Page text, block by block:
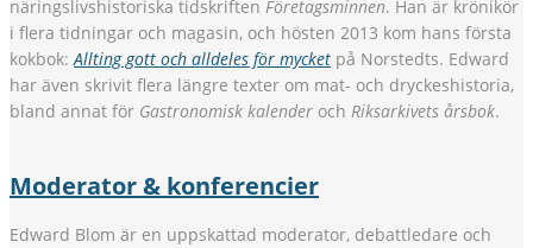
näringslivshistoriska tidskriften Företagsminnen. Han är krönikör
i flera tidningar och magasin, och hösten 2013 kom hans första
kokbok:Allting gott och alldeles för mycket på Norstedts. Edward
har även skrivit flera längre texter om mat- och dryckeshistoria,
bland annat för Gastronomisk kalender och Riksarkivets årsbok.
Moderator & konferencier
Edward Blom är en uppskattad moderator, debattledare och